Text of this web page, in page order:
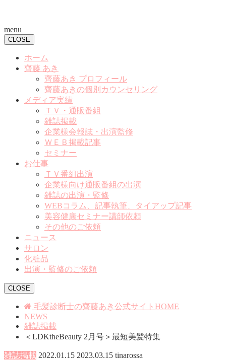
menu
CLOSE
ホーム
齊藤 あき
齊藤あき プロフィール
齊藤あきの個別カウンセリング
メディア実績
ＴＶ・通販番組
雑誌掲載
企業様会報誌・出演監修
ＷＥＢ掲載記事
セミナー
お仕事
ＴＶ番組出演
企業様向け通販番組の出演
雑誌の出演・監修
WEBコラム、記事執筆、タイアップ記事
美容健康セミナー講師依頼
その他のご依頼
ニュース
サロン
化粧品
出演・監修のご依頼
CLOSE
毛髪診断士の齊藤あき公式サイトHOME
NEWS
雑誌掲載
＜LDKtheBeauty 2月号＞最短美髪特集
雑誌掲載 2022.01.15 2023.03.15 tinarossa